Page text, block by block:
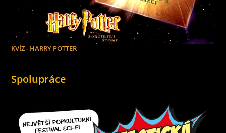
KVÍZ - HARRY POTTER
Spolupráce